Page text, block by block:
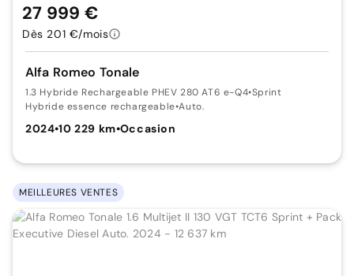
Alfa Romeo Tonale
1.3 Hybride Rechargeable PHEV 280 AT6 e-Q4•Sprint
Hybride essence rechargeable•Auto.
2024•10 229 km•Occasion
27 999 €
Dès 201 €/mois
MEILLEURES VENTES